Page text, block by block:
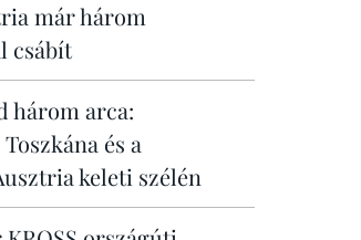
már három
csábít
három arca:
és a
keleti szélén